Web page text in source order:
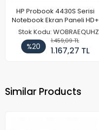
HP Probook 4430S Serisi
Notebook Ekran Paneli HD+
Stok Kodu: WOBRAEQUHZ
%20
1.459,09 TL
1.167,27 TL
Similar Products